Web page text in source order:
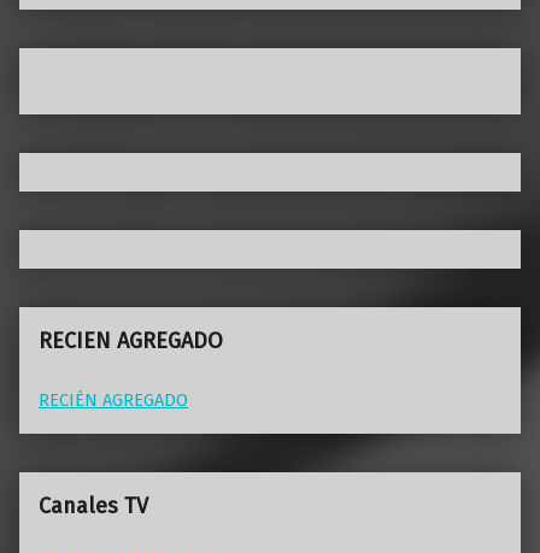
RECIEN AGREGADO
RECIÉN AGREGADO
Canales TV